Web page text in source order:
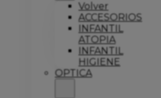
Volver
ACCESORIOS
INFANTIL
ATOPIA
INFANTIL
HIGIENE
OPTICA